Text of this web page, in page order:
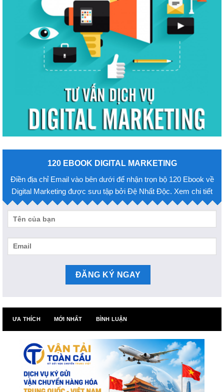
120 EBOOK DIGITAL MARKETING
Điền địa chỉ Email vào bên dưới để nhận trọn bộ 120 Ebook về
Digital Marketing được sưu tập bởi Đệ Nhất Độc. Xem chi tiết
ƯA THÍCH MỚI NHẤT BÌNH LUẬN